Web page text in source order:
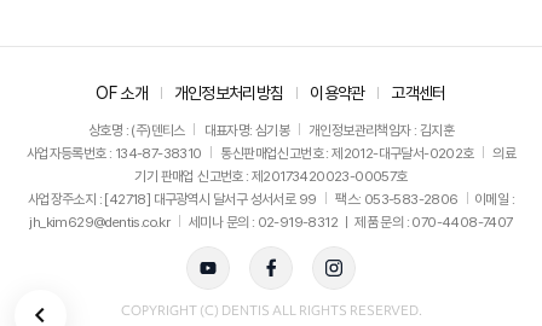
OF 소개 개인정보처리방침 이용약관 고객센터
상호명 : (주)덴티스 대표자명: 심기봉
개인정보관리책임자 : 김지훈
사업자등록번호 : 134-87-38310
통신판매업신고번호 : 제2012-대구달서-0202호
의료
기기 판매업 신고번호 : 제20173420023-00057호
사업장주소지 : [42718] 대구광역시 달서구 성서서로 99
팩스: 053-583-2806
이메일 :
jh_kim629@dentis.co.kr
세미나 문의 : 02-919-8312 ㅣ 제품 문의 : 070-4408-7407
COPYRIGHT (C) DENTIS ALL RIGHTS RESERVED.